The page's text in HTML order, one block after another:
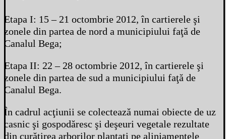
Etapa I: 15 – 21 octombrie 2012, în cartierele şi
zonele din partea de nord a municipiului faţă de
Canalul Bega;
Etapa II: 22 – 28 octombrie 2012, în cartierele şi
zonele din partea de sud a municipiului faţă de
Canalul Bega.
În cadrul acţiunii se colectează numai obiecte de uz
casnic şi gospodăresc şi deşeuri vegetale rezultate
din curăţirea arborilor plantaţi pe aliniamentele